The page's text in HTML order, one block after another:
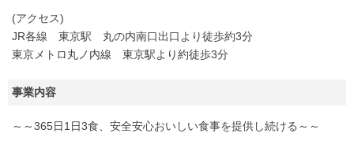
(アクセス)
JR各線 東京駅 丸の内南口出口より徒歩約3分
東京メトロ丸ノ内線 東京駅より約徒歩3分
事業内容
～～365日1日3食、安全安心おいしい食事を提供し続ける～～